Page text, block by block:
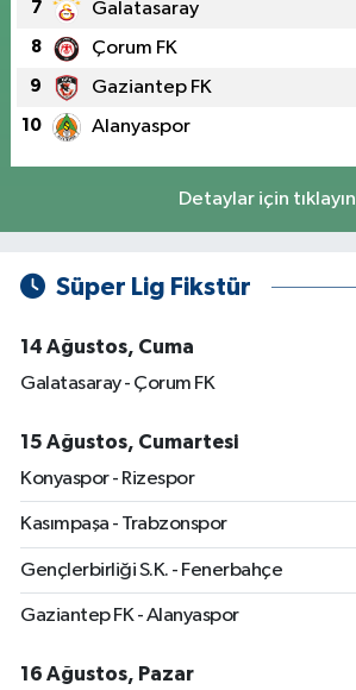
7 Galatasaray
8 Çorum FK
9 Gaziantep FK
10 Alanyaspor
Detaylar için tıklayın
Süper Lig Fikstür
14 Ağustos, Cuma
Galatasaray - Çorum FK
15 Ağustos, Cumartesi
Konyaspor - Rizespor
Kasımpaşa - Trabzonspor
Gençlerbirliği S.K. - Fenerbahçe
Gaziantep FK - Alanyaspor
16 Ağustos, Pazar